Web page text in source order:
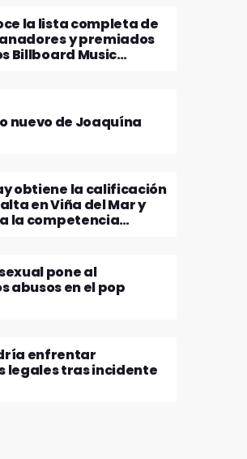
la lista completa de
y premiados
Billboard Music
nuevo de Joaquína
obtiene la calificación
en Viña del Mar y
la competencia
pone al
abusos en el pop
enfrentar
legales tras incidente